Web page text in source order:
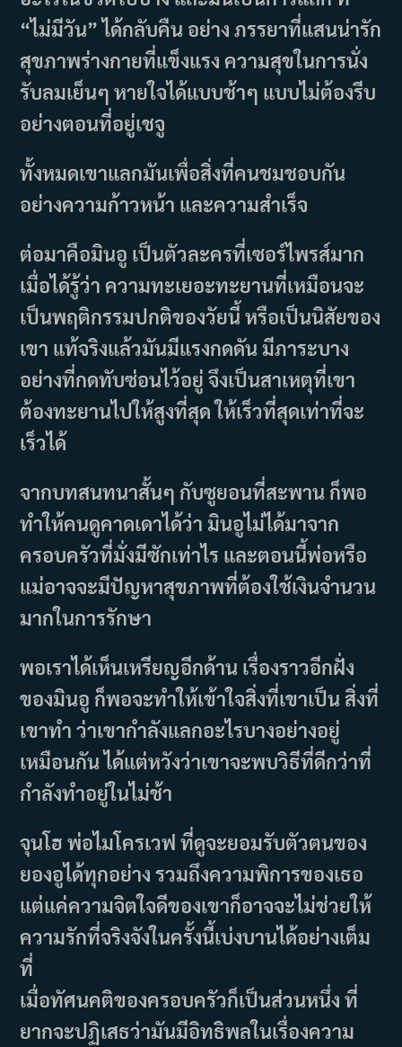
“ไม่มีวัน” ได้กลับคืน อย่าง ภรรยาที่แสนน่ารัก
สุขภาพร่างกายที่แข็งแรง ความสุขในการนั่ง
รับลมเย็นๆ หายใจได้แบบช้าๆ แบบไม่ต้องรีบ
อย่างตอนที่อยู่เชจู
ทั้งหมดเขาแลกมันเพื่อสิ่งที่คนชมชอบกัน
อย่างความก้าวหน้า และความสำเร็จ
ต่อมาคือมินอู เป็นตัวละครที่เซอร์ไพรส์มาก
เมื่อได้รู้ว่า ความทะเยอะทะยานที่เหมือนจะ
เป็นพฤติกรรมปกติของวัยนี้ หรือเป็นนิสัยของ
เขา แท้จริงแล้วมันมีแรงกดดัน มีภาระบาง
อย่างที่กดทับซ่อนไว้อยู่ จึงเป็นสาเหตุที่เขา
ต้องทะยานไปให้สูงที่สุด ให้เร็วที่สุดเท่าที่จะ
เร็วได้
จากบทสนทนาสั้นๆ กับซูยอนที่สะพาน ก็พอ
ทำให้คนดูคาดเดาได้ว่า มินอูไม่ได้มาจาก
ครอบครัวที่มั่งมีซักเท่าไร และตอนนี้พ่อหรือ
แม่อาจจะมีปัญหาสุขภาพที่ต้องใช้เงินจำนวน
มากในการรักษา
พอเราได้เห็นเหรียญอีกด้าน เรื่องราวอีกฝั่ง
ของมินอู ก็พอจะทำให้เข้าใจสิ่งที่เขาเป็น สิ่งที่
เขาทำ ว่าเขากำลังแลกอะไรบางอย่างอยู่
เหมือนกัน ได้แต่หวังว่าเขาจะพบวิธีที่ดีกว่าที่
กำลังทำอยู่ในไม่ช้า
จุนโฮ พ่อไมโครเวฟ ที่ดูจะยอมรับตัวตนของ
ยองอูได้ทุกอย่าง รวมถึงความพิการของเธอ
แต่แค่ความจิตใจดีของเขาก็อาจจะไม่ช่วยให้
ความรักที่จริงจังในครั้งนี้เบ่งบานได้อย่างเต็ม
ที่
เมื่อทัศนคติของครอบครัวก็เป็นส่วนหนึ่ง ที่
ยากจะปฏิเสธว่ามันมีอิทธิพลในเรื่องความ